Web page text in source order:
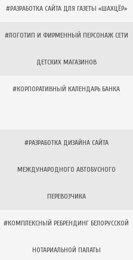
#РАЗРАБОТКА САЙТА ДЛЯ ГАЗЕТЫ «ШАХЦЁР»
#ЛОГОТИП И ФИРМЕННЫЙ ПЕРСОНАЖ СЕТИ
ДЕТСКИХ МАГАЗИНОВ
#КОРПОРАТИВНЫЙ КАЛЕНДАРЬ БАНКА
#РАЗРАБОТКА ДИЗАЙНА САЙТА
МЕЖДУНАРОДНОГО АВТОБУСНОГО
ПЕРЕВОЗЧИКА
#КОМПЛЕКСНЫЙ РЕБРЕНДИНГ БЕЛОРУССКОЙ
НОТАРИАЛЬНОЙ ПАЛАТЫ